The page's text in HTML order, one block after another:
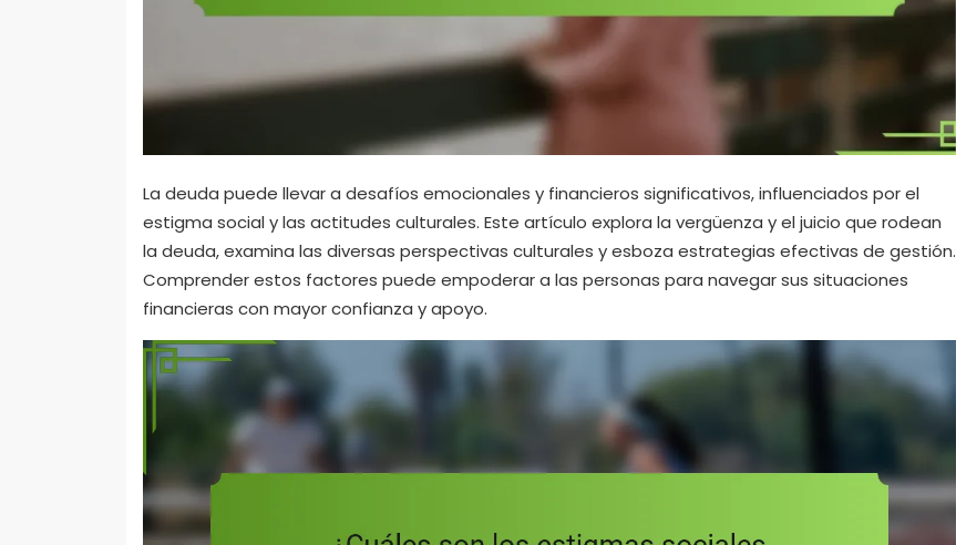
La deuda puede llevar a desafíos emocionales y financieros significativos, influenciados por el
estigma social y las actitudes culturales. Este artículo explora la vergüenza y el juicio que rodean
la deuda, examina las diversas perspectivas culturales y esboza estrategias efectivas de gestión.
Comprender estos factores puede empoderar a las personas para navegar sus situaciones
financieras con mayor confianza y apoyo.